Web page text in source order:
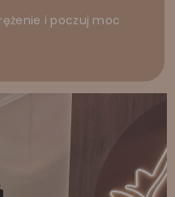
i poczuj moc